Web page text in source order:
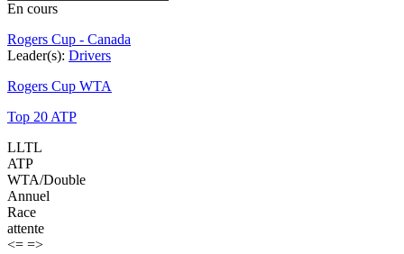
En cours
Rogers Cup - Canada
Leader(s): Drivers
Rogers Cup WTA
Top 20 ATP
LLTL
ATP
WTA/Double
Annuel
Race
attente
<= =>